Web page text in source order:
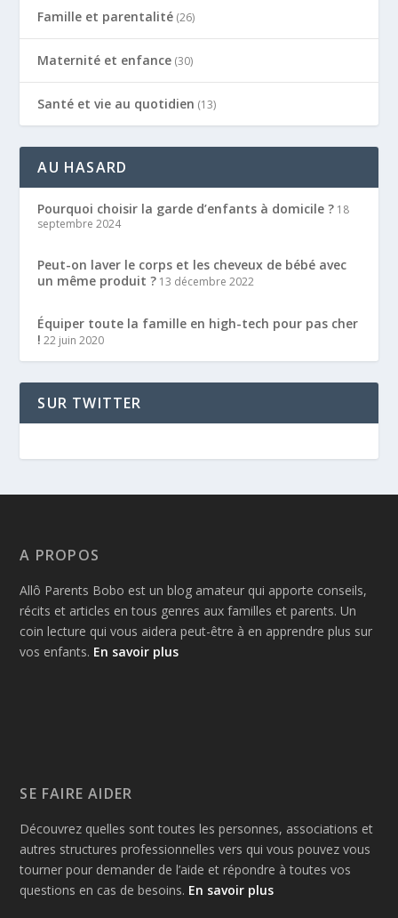
Famille et parentalité (26)
Maternité et enfance (30)
Santé et vie au quotidien (13)
AU HASARD
Pourquoi choisir la garde d’enfants à domicile ? 18
septembre 2024
Peut-on laver le corps et les cheveux de bébé avec
un même produit ? 13 décembre 2022
Équiper toute la famille en high-tech pour pas cher
! 22 juin 2020
SUR TWITTER
A PROPOS
Allô Parents Bobo est un blog amateur qui apporte conseils,
récits et articles en tous genres aux familles et parents. Un
coin lecture qui vous aidera peut-être à en apprendre plus sur
vos enfants. En savoir plus
SE FAIRE AIDER
Découvrez quelles sont toutes les personnes, associations et
autres structures professionnelles vers qui vous pouvez vous
tourner pour demander de l’aide et répondre à toutes vos
questions en cas de besoins. En savoir plus